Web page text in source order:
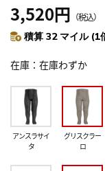
3,520円 （税込）
積算 32 マイル (1
在庫 在庫わずか
アンスラサイ
タ
グリスクラー
ロ